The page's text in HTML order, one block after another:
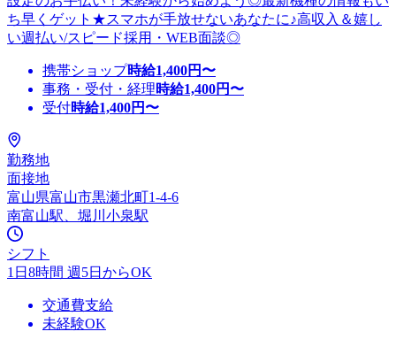
ち早くゲット★スマホが手放せないあなたに♪高収入＆嬉し
い週払い/スピード採用・WEB面談◎
携帯ショップ時給1,400円〜
事務・受付・経理時給1,400円〜
受付時給1,400円〜
勤務地
面接地
富山県富山市黒瀬北町1-4-6
南富山駅、堀川小泉駅
シフト
1日8時間 週5日からOK
交通費支給
未経験OK